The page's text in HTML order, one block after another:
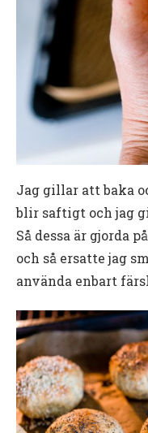
Jag gillar att baka
blir saftigt och jag
Så dessa är gjorda
och så ersatte jag
använda enbart